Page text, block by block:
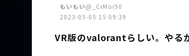
もいもい@_CrMoi90
2023-05-05 15:09:39
VR版のvalorantらしい。やる